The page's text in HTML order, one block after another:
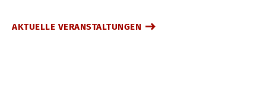
AKTUELLE VERANSTALTUNGEN